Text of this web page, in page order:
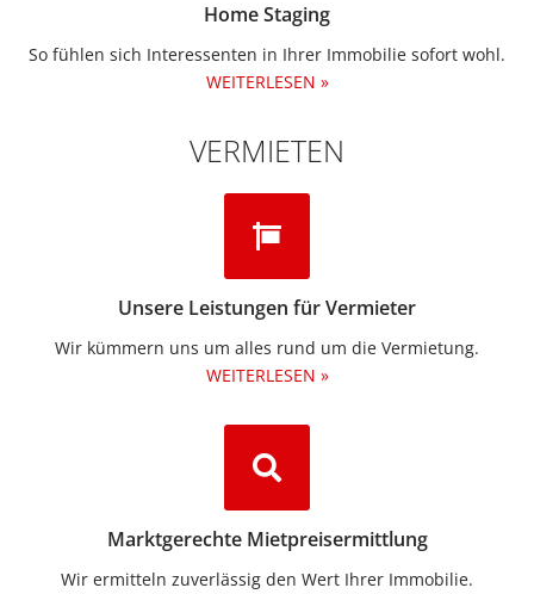
Home Staging
So fühlen sich Interessenten in Ihrer Immobilie sofort wohl.
WEITERLESEN »
VERMIETEN
Unsere Leistungen für Vermieter
Wir kümmern uns um alles rund um die Vermietung.​
WEITERLESEN »
Marktgerechte Mietpreisermittlung
Wir ermitteln zuverlässig den Wert Ihrer Immobilie.